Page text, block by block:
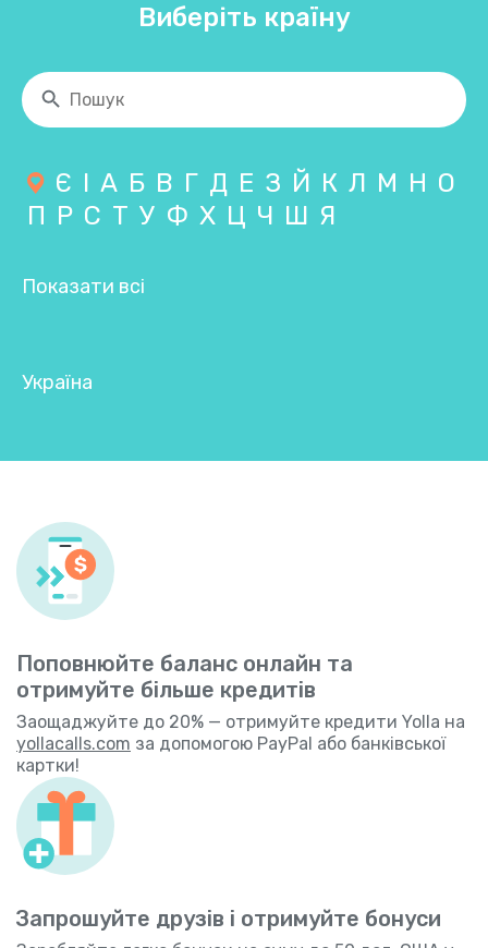
Виберіть країну
Є І А Б В Г Д Е З Й К Л М Н О
П Р С Т У Ф Х Ц Ч Ш Я
Показати всі
Україна
Поповнюйте баланс онлайн та
отримуйте більше кредитів
Заощаджуйте до 20% — отримуйте кредити Yolla на
yollacalls.com за допомогою PayPal або банківської
картки!
Запрошуйте друзів і отримуйте бонуси